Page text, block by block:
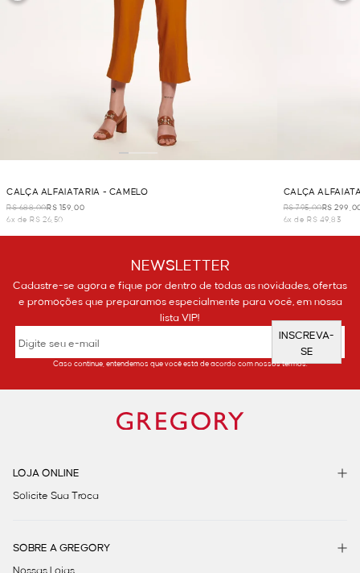
CALÇA ALFAIATARIA - CAMELO
R$ 688,00R$ 159,00
6x de R$ 26,50
CALÇA
R$ 795,00R$
6x de R$ 49,83
NEWSLETTER
Cadastre-se agora e fique por dentro de todas as novidades, ofertas
e promoções que preparamos especialmente para você, em nossa
lista VIP!
INSCREVA-
SE
Caso continue, entendemos que você está de acordo com nossos termos.
LOJA ONLINE
Solicite Sua Troca
SOBRE A GREGORY